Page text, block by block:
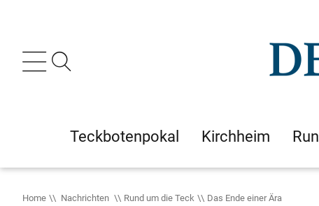
Teckbotenpokal Kirchheim
Home Nachrichten Rund um die Teck Das Ende einer Ära